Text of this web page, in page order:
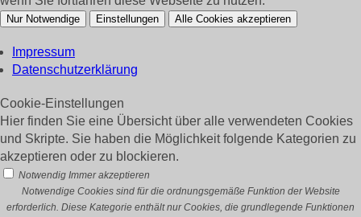
Nur Notwendige Einstellungen Alle Cookies akzeptieren
Impressum
Datenschutzerklärung
Cookie-Einstellungen
Hier finden Sie eine Übersicht über alle verwendeten Cookies
und Skripte. Sie haben die Möglichkeit folgende Kategorien zu
akzeptieren oder zu blockieren.
Notwendig Immer akzeptieren
Notwendige Cookies sind für die ordnungsgemäße Funktion der Website
erforderlich. Diese Kategorie enthält nur Cookies, die grundlegende Funktionen